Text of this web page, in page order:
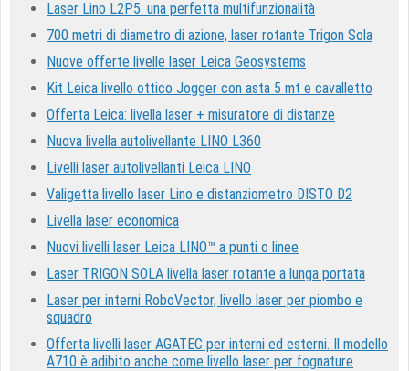
Laser Lino L2P5: una perfetta multifunzionalità
700 metri di diametro di azione, laser rotante Trigon Sola
Nuove offerte livelle laser Leica Geosystems
Kit Leica livello ottico Jogger con asta 5 mt e cavalletto
Offerta Leica: livella laser + misuratore di distanze
Nuova livella autolivellante LINO L360
Livelli laser autolivellanti Leica LINO
Valigetta livello laser Lino e distanziometro DISTO D2
Livella laser economica
Nuovi livelli laser Leica LINO™ a punti o linee
Laser TRIGON SOLA livella laser rotante a lunga portata
Laser per interni RoboVector, livello laser per piombo e
squadro
Offerta livelli laser AGATEC per interni ed esterni. Il modello
A710 è adibito anche come livello laser per fognature